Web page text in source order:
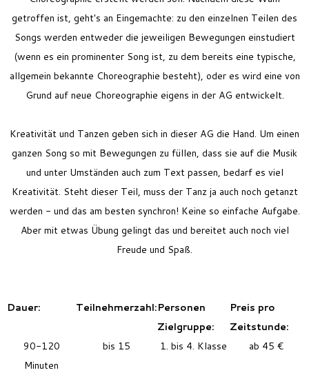
getroffen ist, geht's an Eingemachte: zu den einzelnen Teilen des
Songs werden entweder die jeweiligen Bewegungen einstudiert
(wenn es ein prominenter Song ist, zu dem bereits eine typische,
allgemein bekannte Choreographie besteht), oder es wird eine von
Grund auf neue Choreographie eigens in der AG entwickelt.
Kreativität und Tanzen geben sich in dieser AG die Hand. Um einen
ganzen Song so mit Bewegungen zu füllen, dass sie auf die Musik
und unter Umständen auch zum Text passen, bedarf es viel
Kreativität. Steht dieser Teil, muss der Tanz ja auch noch getanzt
werden - und das am besten synchron! Keine so einfache Aufgabe.
Aber mit etwas Übung gelingt das und bereitet auch noch viel
Freude und Spaß.
Dauer: Teilnehmerzahl:Personen
Zielgruppe:
Preis pro
Zeitstunde:
90-120
Minuten
bis 15 1. bis 4. Klasse ab 45 €